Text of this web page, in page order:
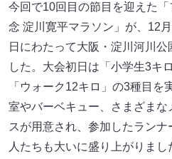
今回で10回目の節目を迎えた
念 淀川寛平マラソン」が、12
日にわたって大阪・淀川河川
した。大会初日は「小学生3キ
「ウォーク12キロ」の3種目を
室やバーベキュー、さまざま
スが用意され、参加したラン
人たちも大いに盛り上がりまし